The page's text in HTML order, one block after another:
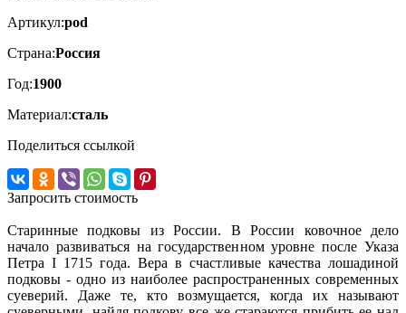
Артикул:pod
Страна:Россия
Год:1900
Материал:сталь
Поделиться ссылкой
Запросить стоимость
Старинные подковы из России. В России ковочное дело
начало развиваться на государственном уровне после Указа
Петра I 1715 года. Вера в счастливые качества лошадиной
подковы - одно из наиболее распространенных современных
суеверий. Даже те, кто возмущается, когда их называют